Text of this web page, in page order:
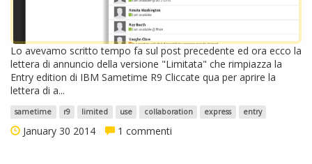
Lo avevamo scritto tempo fa sul post precedente ed ora ecco la
lettera di annuncio della versione "Limitata" che rimpiazza la
Entry edition di IBM Sametime R9 Cliccate qua per aprire la
lettera di a...
sametime r9 limited use collaboration express entry
January 30 2014 1 commenti